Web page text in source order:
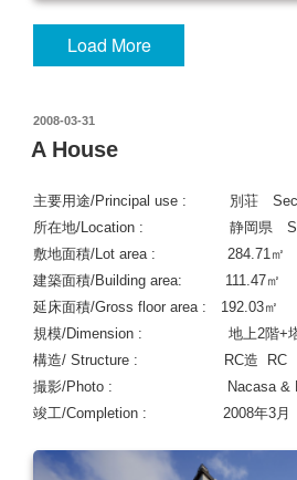
Load More
投
稿
日:
2008-03-31
A House
主要用途/Principal use : 別荘
所在地/Location : 静岡県
敷地面積/Lot area : 284.71㎡
建築面積/Building area: 111.47㎡
延床面積/Gross floor area : 192.03㎡
規模/Dimension : 地上2階+塔
構造/ Structure : RC造 RC
撮影/Photo : Nacasa &
竣工/Completion : 2008年3月